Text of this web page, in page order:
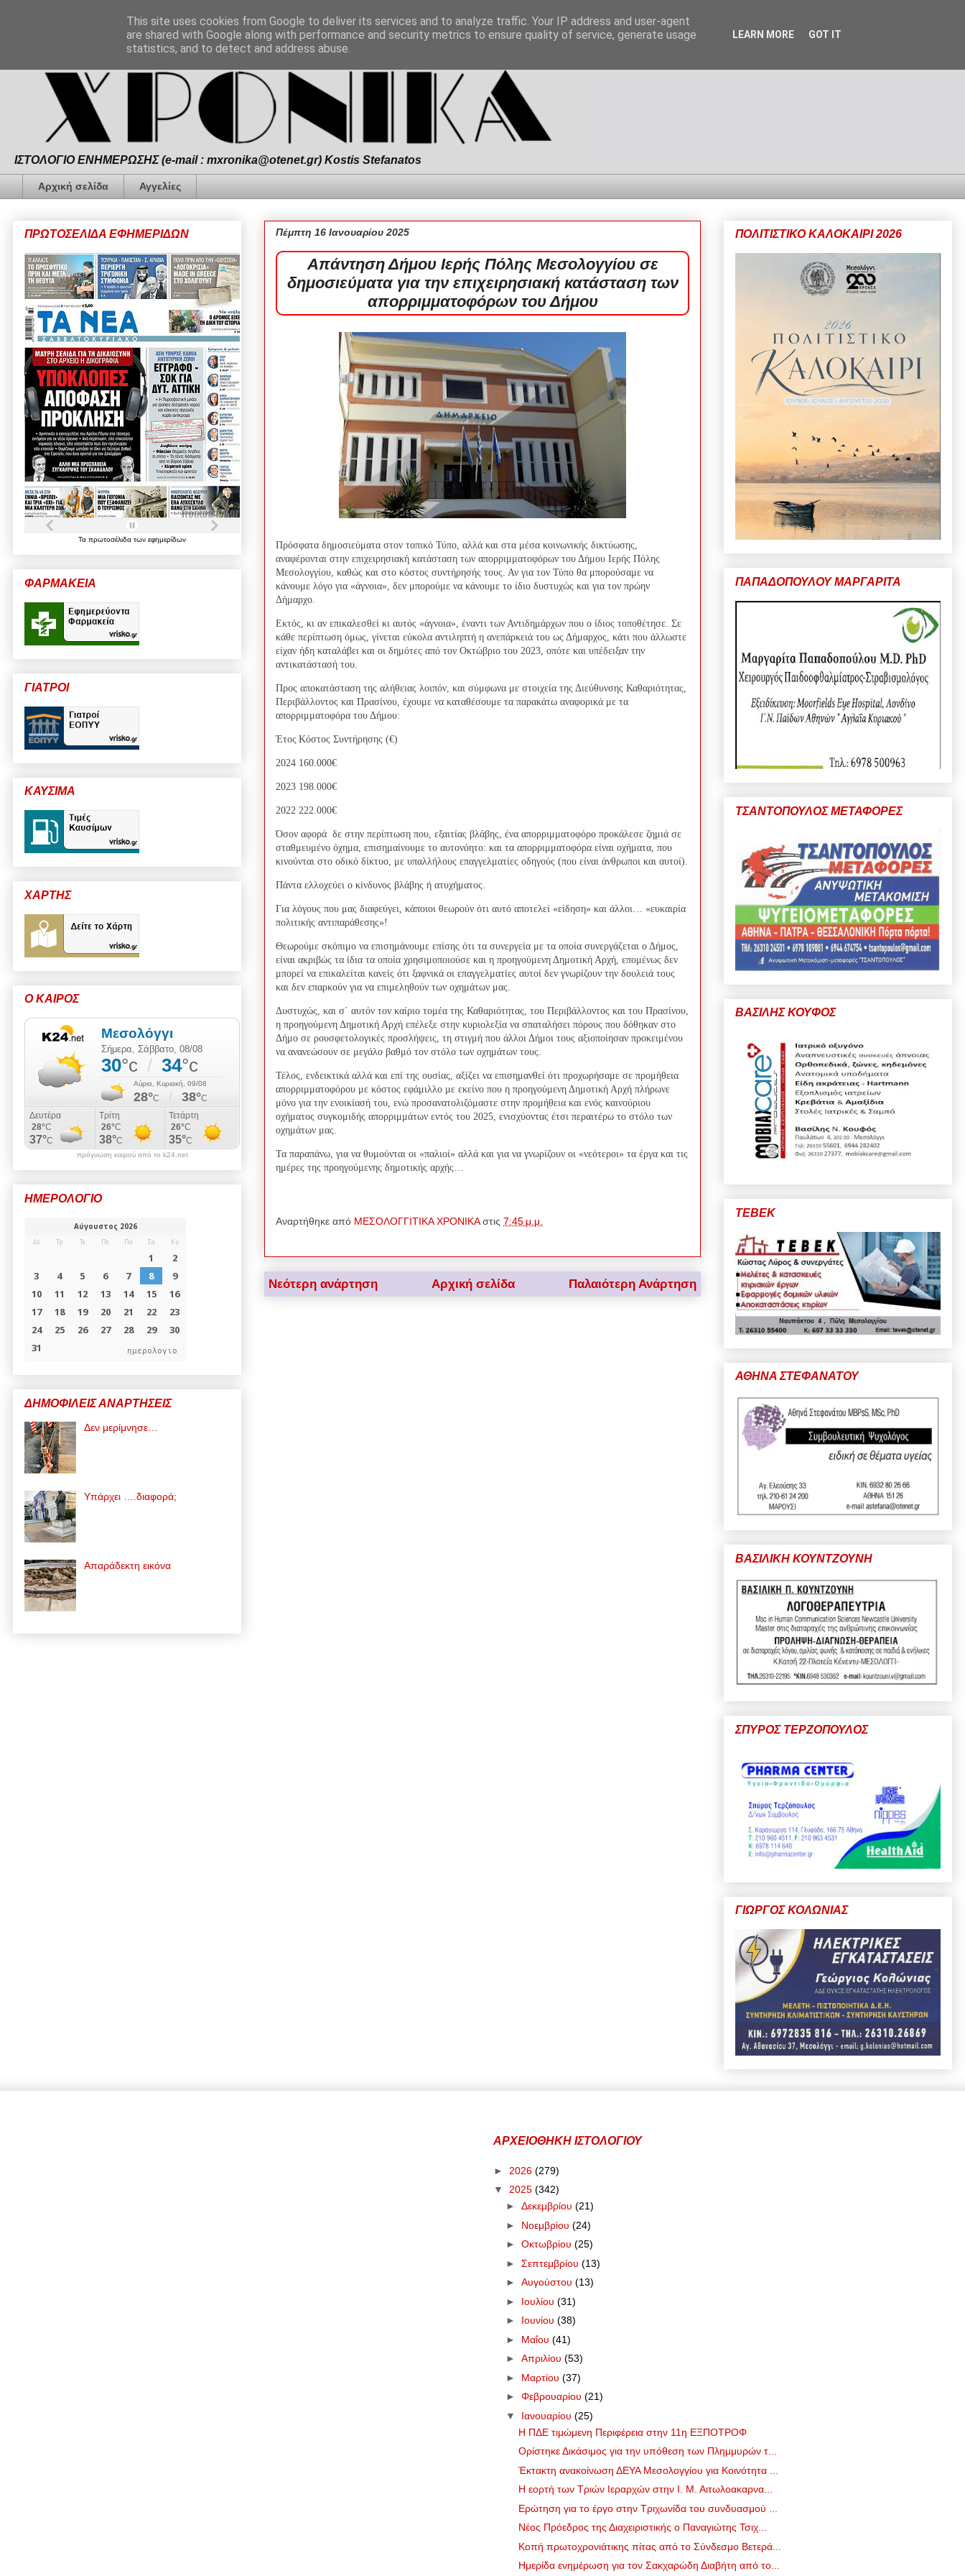
ΙΣΤΟΛΟΓΙΟ ΕΝΗΜΕΡΩΣΗΣ (e-mail : mxronika@otenet.gr) Kostis Stefanatos
Αρχική σελίδα Αγγελίες
Πέμπτη 16 Ιανουαρίου 2025
Απάντηση Δήμου Ιερής Πόλης Μεσολογγίου σε
δημοσιεύματα για την επιχειρησιακή κατάσταση των
απορριμματοφόρων του Δήμου
Πρόσφατα δημοσιεύματα στον τοπικό Τύπο, αλλά και στα μέσα κοινωνικής δικτύωσης,
αναφέρονται στην επιχειρησιακή κατάσταση των απορριμματοφόρων του Δήμου Ιερής Πόλης
Μεσολογγίου, καθώς και στο κόστος συντήρησής τους. Αν για τον Τύπο θα μπορούσαμε να
κάνουμε λόγο για «άγνοια», δεν μπορούμε να κάνουμε το ίδιο δυστυχώς και για τον πρώην
Δήμαρχο.
Εκτός, κι αν επικαλεσθεί κι αυτός «άγνοια», έναντι των Αντιδημάρχων που ο ίδιος τοποθέτησε. Σε
κάθε περίπτωση όμως, γίνεται εύκολα αντιληπτή η ανεπάρκειά του ως Δήμαρχος, κάτι που άλλωστε
είχαν ήδη καταλάβει και οι δημότες από τον Οκτώβριο του 2023, οπότε και υπέδειξαν την
αντικατάστασή του.
Προς αποκατάσταση της αλήθειας λοιπόν, και σύμφωνα με στοιχεία της Διεύθυνσης Καθαριότητας,
Περιβάλλοντος και Πρασίνου, έχουμε να καταθέσουμε τα παρακάτω αναφορικά με τα
απορριμματοφόρα του Δήμου:
Έτος Κόστος Συντήρησης (€)
2024 160.000€
2023 198.000€
2022 222.000€
Όσον αφορά δε στην περίπτωση που, εξαιτίας βλάβης, ένα απορριμματοφόρο προκάλεσε ζημιά σε
σταθμευμένο όχημα, επισημαίνουμε το αυτονόητο: και τα απορριμματοφόρα είναι οχήματα, που
κινούνται στο οδικό δίκτυο, με υπαλλήλους επαγγελματίες οδηγούς (που είναι άνθρωποι και αυτοί).
Πάντα ελλοχεύει ο κίνδυνος βλάβης ή ατυχήματος.
Για λόγους που μας διαφεύγει, κάποιοι θεωρούν ότι αυτό αποτελεί «είδηση» και άλλοι… «ευκαιρία
πολιτικής αντιπαράθεσης»!
Θεωρούμε σκόπιμο να επισημάνουμε επίσης ότι τα συνεργεία με τα οποία συνεργάζεται ο Δήμος,
είναι ακριβώς τα ίδια τα οποία χρησιμοποιούσε και η προηγούμενη Δημοτική Αρχή, επομένως δεν
μπορεί να επικαλείται κανείς ότι ξαφνικά οι επαγγελματίες αυτοί δεν γνωρίζουν την δουλειά τους
και δεν επαρκούν για να επιμεληθούν των οχημάτων μας.
Δυστυχώς, και σ΄ αυτόν τον καίριο τομέα της Καθαριότητας, του Περιβάλλοντος και του Πρασίνου,
η προηγούμενη Δημοτική Αρχή επέλεξε στην κυριολεξία να σπαταλήσει πόρους που δόθηκαν στο
Δήμο σε ρουσφετολογικές προσλήψεις, τη στιγμή που άλλοι Δήμοι τους αξιοποίησαν προκειμένου
να ανανεώσουν σε μεγάλο βαθμό τον στόλο των οχημάτων τους.
Τέλος, ενδεικτικά αλλά και επί της ουσίας, αξίζει να επισημανθεί ότι προχωρήσαμε σε προμήθεια
απορριμματοφόρου με κόστος εφάμιλλο με εκείνο που η προηγούμενη Δημοτική Αρχή πλήρωνε
μόνο για την ενοικίασή του, ενώ προσανατολιζόμαστε στην προμήθεια και ενός καινούριου
οχήματος συγκομιδής απορριμμάτων εντός του 2025, ενισχύοντας έτσι περαιτέρω το στόλο των
οχημάτων μας.
Τα παραπάνω, για να θυμούνται οι «παλιοί» αλλά και για να γνωρίζουν οι «νεότεροι» τα έργα και τις
ημέρες της προηγούμενης δημοτικής αρχής…
Αναρτήθηκε από ΜΕΣΟΛΟΓΓΙΤΙΚΑ ΧΡΟΝΙΚΑ στις 7:45 μ.μ.
Νεότερη ανάρτηση Παλαιότερη Ανάρτηση
Αρχική σελίδα
ΠΡΩΤΟΣΕΛΙΔΑ ΕΦΗΜΕΡΙΔΩΝ
Τα πρωτοσέλιδα των εφημερίδων
ΦΑΡΜΑΚΕΙΑ
ΓΙΑΤΡΟΙ
ΚΑΥΣΙΜΑ
ΧΑΡΤΗΣ
Ο ΚΑΙΡΟΣ
πρόγνωση καιρού από το k24.net
ΗΜΕΡΟΛΟΓΙΟ
ημερολογιο
ΔΗΜΟΦΙΛΕΙΣ ΑΝΑΡΤΗΣΕΙΣ
Δεν μερίμνησε…
Υπάρχει ….διαφορά;
Απαράδεκτη εικόνα
ΠΟΛΙΤΙΣΤΙΚΟ ΚΑΛΟΚΑΙΡΙ 2026
ΠΑΠΑΔΟΠΟΥΛΟΥ ΜΑΡΓΑΡΙΤΑ
ΤΣΑΝΤΟΠΟΥΛΟΣ ΜΕΤΑΦΟΡΕΣ
ΒΑΣΙΛΗΣ ΚΟΥΦΟΣ
ΤΕΒΕΚ
ΑΘΗΝΑ ΣΤΕΦΑΝΑΤΟΥ
ΒΑΣΙΛΙΚΗ ΚΟΥΝΤΖΟΥΝΗ
ΣΠΥΡΟΣ ΤΕΡΖΟΠΟΥΛΟΣ
ΓΙΩΡΓΟΣ ΚΟΛΩΝΙΑΣ
ΑΡΧΕΙΟΘΗΚΗ ΙΣΤΟΛΟΓΙΟΥ
► 2026 (279)
▼ 2025 (342)
► Δεκεμβρίου (21)
► Νοεμβρίου (24)
► Οκτωβρίου (25)
► Σεπτεμβρίου (13)
► Αυγούστου (13)
► Ιουλίου (31)
► Ιουνίου (38)
► Μαΐου (41)
► Απριλίου (53)
► Μαρτίου (37)
► Φεβρουαρίου (21)
▼ Ιανουαρίου (25)
Η ΠΔΕ τιμώμενη Περιφέρεια στην 11η ΕΞΠΟΤΡΟΦ
Ορίστηκε Δικάσιμος για την υπόθεση των Πλημμυρών τ...
Έκτακτη ανακοίνωση ΔΕΥΑ Μεσολογγίου για Κοινότητα ...
Η εορτή των Τριών Ιεραρχών στην Ι. Μ. Αιτωλοακαρνα...
Ερώτηση για το έργο στην Τριχωνίδα του συνδυασμού ...
Νέος Πρόεδρος της Διαχειριστικής ο Παναγιώτης Τσιχ...
Κοπή πρωτοχρονιάτικης πίτας από το Σύνδεσμο Βετερά...
Ημερίδα ενημέρωση για τον Σακχαρώδη Διαβήτη από το...
This site uses cookies from Google to deliver its services and to analyze traffic. Your IP address and user-agent
are shared with Google along with performance and security metrics to ensure quality of service, generate usage
statistics, and to detect and address abuse.
LEARN MORE GOT IT